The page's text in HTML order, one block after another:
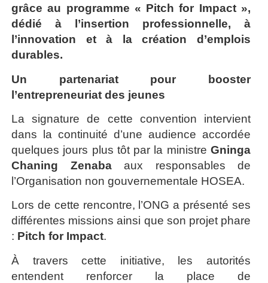
grâce au programme « Pitch for Impact »,
dédié à l’insertion professionnelle, à
l’innovation et à la création d’emplois
durables.
Un partenariat pour booster
l’entrepreneuriat des jeunes
La signature de cette convention intervient
dans la continuité d’une audience accordée
quelques jours plus tôt par la ministre Gninga
Chaning Zenabaaux responsables de
l’Organisation non gouvernementale HOSEA.
Lors de cette rencontre, l’ONG a présenté ses
différentes missions ainsi que son projet phare
: Pitch for Impact.
À travers cette initiative, les autorités
entendent renforcer la place de